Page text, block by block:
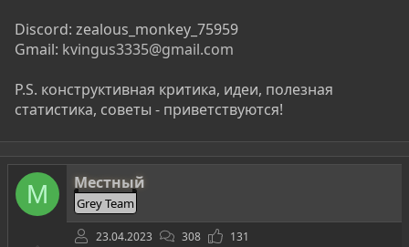
Discord: zealous_monkey_75959
Gmail: kvingus3335@gmail.com
P.S. конструктивная критика, идеи, полезная
статистика, советы - приветствуются!
М Местный
Grey Team
23.04.2023 308
131